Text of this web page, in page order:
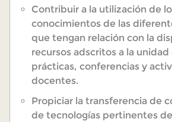
Contribuir a la utilización de
conocimientos de las
que tengan relación con la
recursos adscritos a la
prácticas, conferencias y
docentes.
Propiciar la transferencia de
de tecnologías pertinentes